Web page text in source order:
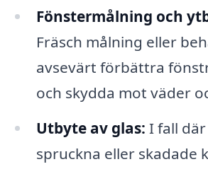
Fönstermålning och
Fräsch målning eller
avsevärt förbättra
och skydda mot väder
Utbyte av glas: I fall
spruckna eller skadade